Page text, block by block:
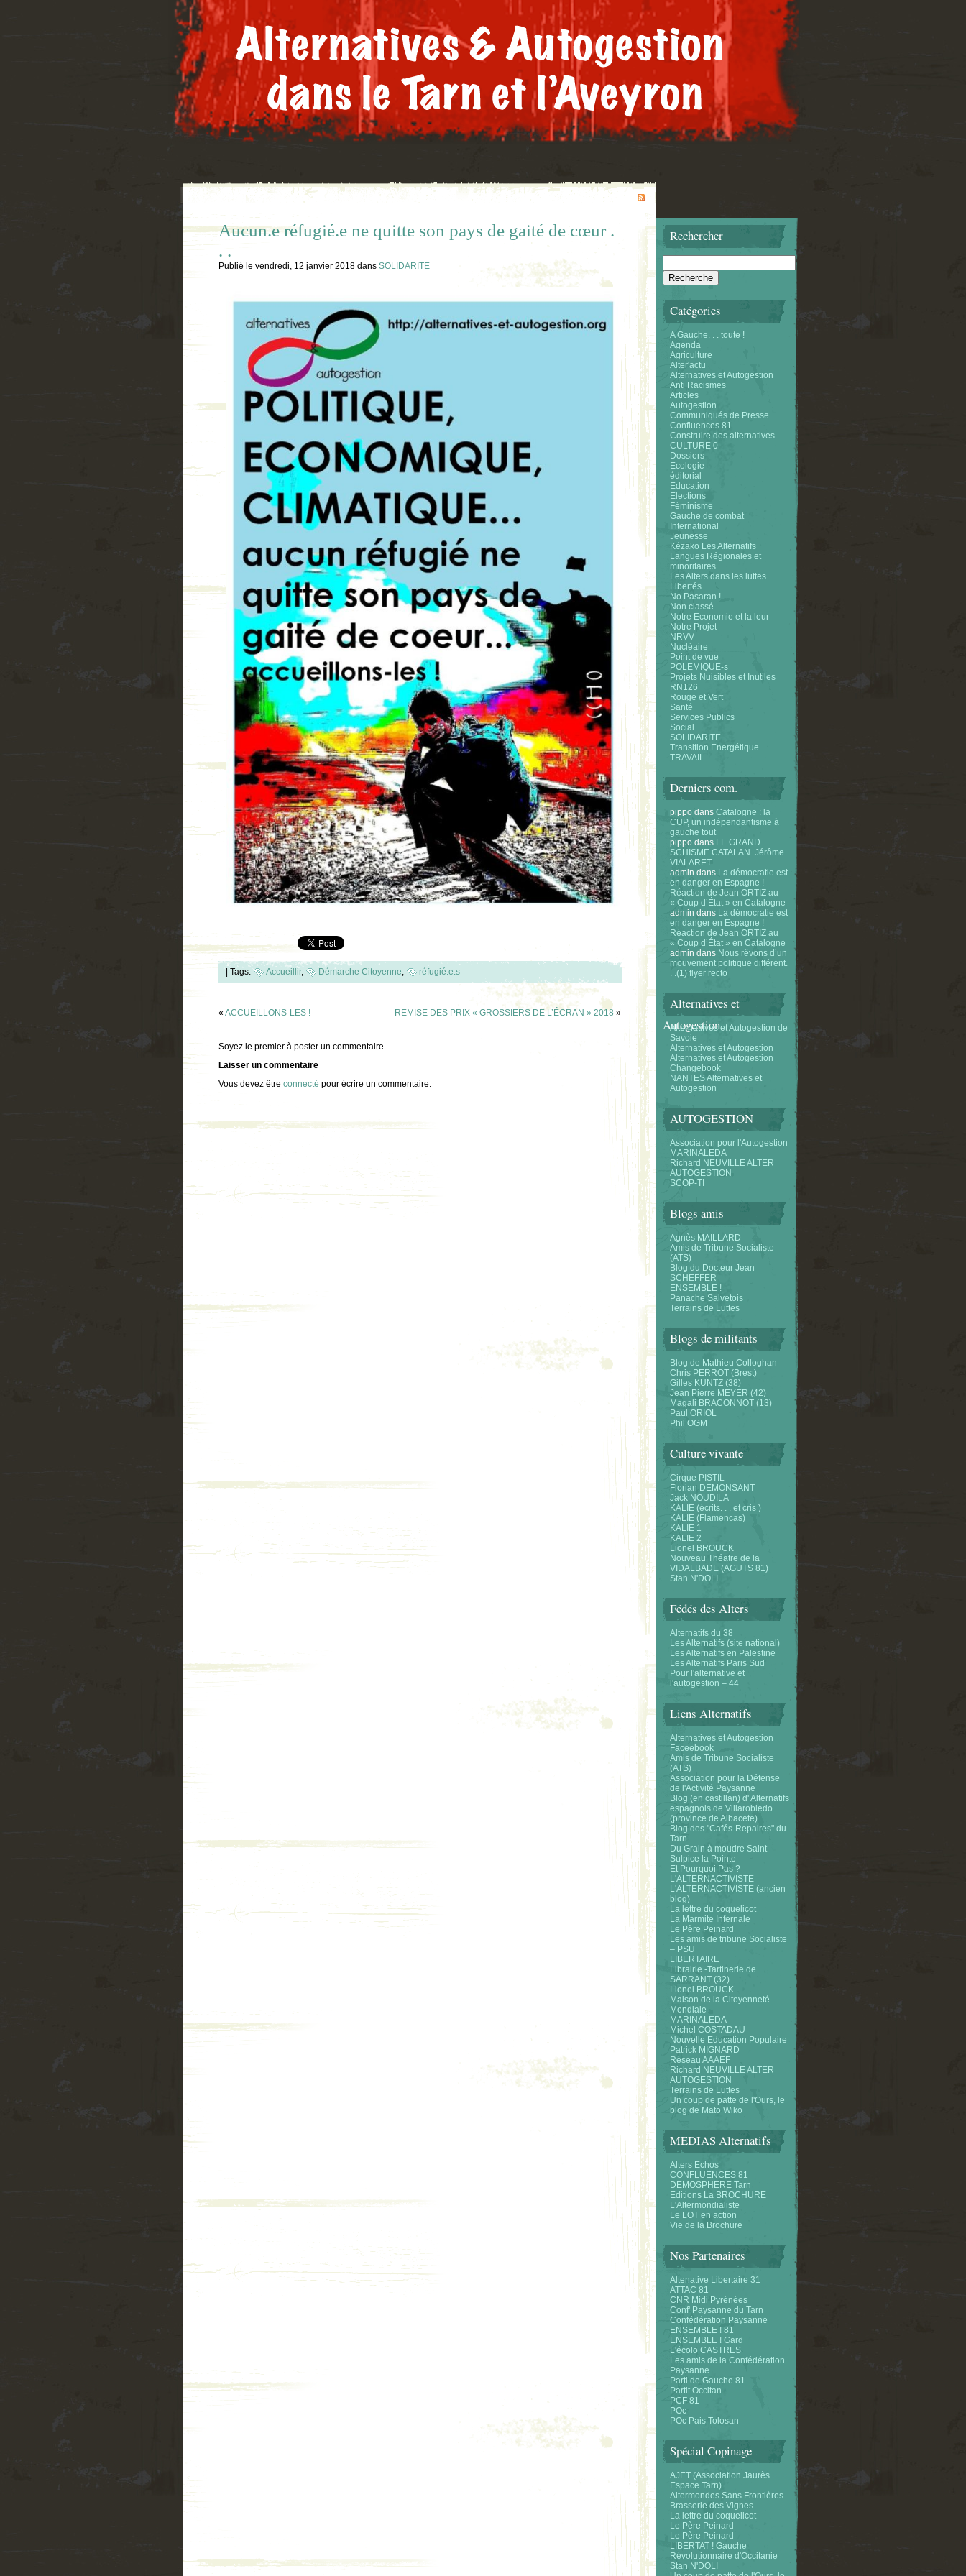
Aucun.e réfugié.e ne quitte son pays de gaité de cœur .
. .
Publié le vendredi, 12 janvier 2018 dans SOLIDARITE
Tags: Accueillir, Démarche Citoyenne, réfugié.e.s
« ACCUEILLONS-LES ! REMISE DES PRIX « GROSSIERS DE L’ÉCRAN » 2018 »
Soyez le premier à poster un commentaire.
Laisser un commentaire
Vous devez être connecté pour écrire un commentaire.
Rechercher
Catégories
A Gauche. . . toute !
Agenda
Agriculture
Alter'actu
Alternatives et Autogestion
Anti Racismes
Articles
Autogestion
Communiqués de Presse
Confluences 81
Construire des alternatives
CULTURE 0
Dossiers
Ecologie
éditorial
Education
Elections
Féminisme
Gauche de combat
International
Jeunesse
Kézako Les Alternatifs
Langues Régionales et
minoritaires
Les Alters dans les luttes
Libertés
No Pasaran !
Non classé
Notre Economie et la leur
Notre Projet
NRVV
Nucléaire
Point de vue
POLEMIQUE-s
Projets Nuisibles et Inutiles
RN126
Rouge et Vert
Santé
Services Publics
Social
SOLIDARITE
Transition Energétique
TRAVAIL
Derniers com.
pippo dans Catalogne : la
CUP, un indépendantisme à
gauche tout
pippo dans LE GRAND
SCHISME CATALAN. Jérôme
VIALARET
admin dans La démocratie est
en danger en Espagne !
Réaction de Jean ORTIZ au
« Coup d’État » en Catalogne
admin dans La démocratie est
en danger en Espagne !
Réaction de Jean ORTIZ au
« Coup d’État » en Catalogne
admin dans Nous rêvons d’un
mouvement politique différent.
. .(1) flyer recto
Alternatives et
Autogestion
Alternatifves et Autogestion de
Savoie
Alternatives et Autogestion
Alternatives et Autogestion
Changebook
NANTES Alternatives et
Autogestion
AUTOGESTION
Association pour l'Autogestion
MARINALEDA
Richard NEUVILLE ALTER
AUTOGESTION
SCOP-TI
Blogs amis
Agnès MAILLARD
Amis de Tribune Socialiste
(ATS)
Blog du Docteur Jean
SCHEFFER
ENSEMBLE !
Panache Salvetois
Terrains de Luttes
Blogs de militants
Blog de Mathieu Colloghan
Chris PERROT (Brest)
Gilles KUNTZ (38)
Jean Pierre MEYER (42)
Magali BRACONNOT (13)
Paul ORIOL
Phil OGM
Culture vivante
Cirque PISTIL
Florian DEMONSANT
Jack NOUDILA
KALIE (écrits. . . et cris )
KALIE (Flamencas)
KALIE 1
KALIE 2
Lionel BROUCK
Nouveau Théatre de la
VIDALBADE (AGUTS 81)
Stan N'DOLI
Fédés des Alters
Alternatifs du 38
Les Alternatifs (site national)
Les Alternatifs en Palestine
Les Alternatifs Paris Sud
Pour l'alternative et
l'autogestion – 44
Liens Alternatifs
Alternatives et Autogestion
Faceebook
Amis de Tribune Socialiste
(ATS)
Association pour la Défense
de l'Activité Paysanne
Blog (en castillan) d' Alternatifs
espagnols de Villarobledo
(province de Albacete)
Blog des "Cafés-Repaires" du
Tarn
Du Grain à moudre Saint
Sulpice la Pointe
Et Pourquoi Pas ?
L'ALTERNACTIVISTE
L'ALTERNACTIVISTE (ancien
blog)
La lettre du coquelicot
La Marmite Infernale
Le Père Peinard
Les amis de tribune Socialiste
– PSU
LIBERTAIRE
Librairie -Tartinerie de
SARRANT (32)
Lionel BROUCK
Maison de la Citoyenneté
Mondiale
MARINALEDA
Michel COSTADAU
Nouvelle Education Populaire
Patrick MIGNARD
Réseau AAAEF
Richard NEUVILLE ALTER
AUTOGESTION
Terrains de Luttes
Un coup de patte de l'Ours, le
blog de Mato Wiko
MEDIAS Alternatifs
Alters Echos
CONFLUENCES 81
DEMOSPHERE Tarn
Editions La BROCHURE
L'Altermondialiste
Le LOT en action
Vie de la Brochure
Nos Partenaires
Altenative Libertaire 31
ATTAC 81
CNR Midi Pyrénées
Conf' Paysanne du Tarn
Confédération Paysanne
ENSEMBLE ! 81
ENSEMBLE ! Gard
L'écolo CASTRES
Les amis de la Confédération
Paysanne
Parti de Gauche 81
Partit Occitan
PCF 81
POc
POc Pais Tolosan
Spécial Copinage
AJET (Association Jaurès
Espace Tarn)
Altermondes Sans Frontières
Brasserie des Vignes
La lettre du coquelicot
Le Père Peinard
Le Père Peinard
LIBERTAT ! Gauche
Révolutionnaire d'Occitanie
Stan N'DOLI